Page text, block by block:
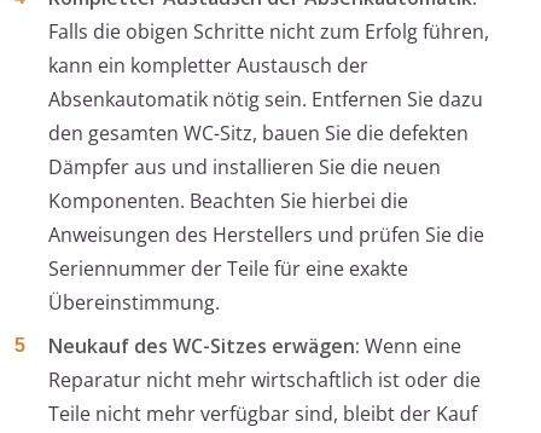
Falls die obigen Schritte nicht zum Erfolg führen,
kann ein kompletter Austausch der
Absenkautomatik nötig sein. Entfernen Sie dazu
den gesamten WC-Sitz, bauen Sie die defekten
Dämpfer aus und installieren Sie die neuen
Komponenten. Beachten Sie hierbei die
Anweisungen des Herstellers und prüfen Sie die
Seriennummer der Teile für eine exakte
Übereinstimmung.
Neukauf des WC-Sitzes erwägen: Wenn eine
Reparatur nicht mehr wirtschaftlich ist oder die
Teile nicht mehr verfügbar sind, bleibt der Kauf